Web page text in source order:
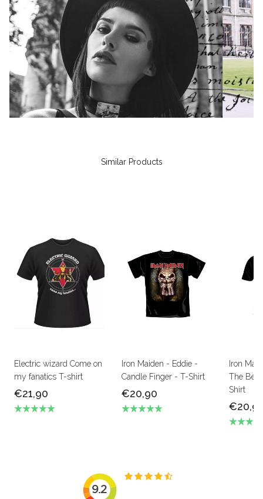
Similar Products
Electric wizard Come on
my fanatics T-shirt
€21,90
Iron Maiden - Eddie -
Candle Finger - T-Shirt
€20,90
Iron
The
Shirt